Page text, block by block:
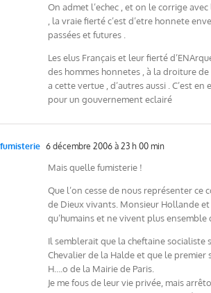
On admet l’echec , et on le corrige
, la vraie fierté c’est d’etre honnete
passées et futures .
Les elus Français et leur fierté
des hommes honnetes , à la droiture
a cette vertue , d’autres aussi . C’est en
pour un gouvernement eclairé
fumisterie 6 décembre 2006 à 23 h 00 min
Mais quelle fumisterie !
Que l’on cesse de nous représenter ce
de Dieux vivants. Monsieur Hollande
qu’humains et ne vivent plus ensemble
Il semblerait que la cheftaine socialiste
Chevalier de la Halde et que le premier
H….o de la Mairie de Paris.
Je me fous de leur vie privée, mais